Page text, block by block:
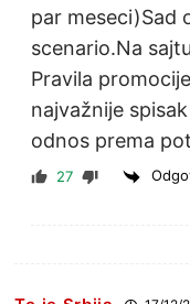
par meseci)Sad
scenario.Na
Pravila
najvažnije
odnos prema
27